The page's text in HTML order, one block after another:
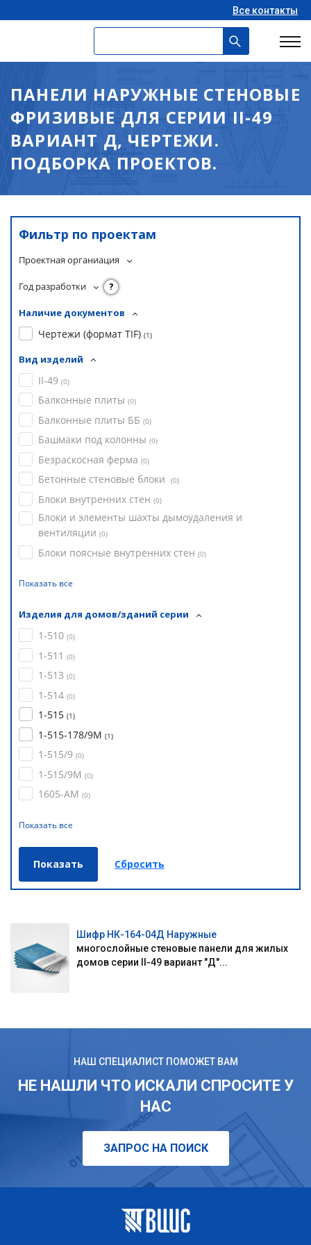
Все контакты
ПАНЕЛИ НАРУЖНЫЕ СТЕНОВЫЕ
ФРИЗИВЫЕ ДЛЯ СЕРИИ II-49
ВАРИАНТ Д, ЧЕРТЕЖИ.
ПОДБОРКА ПРОЕКТОВ.
Фильтр по проектам
Проектная органиация
Год разработки ?
Наличие документов
Чертежи (формат TIF) (1)
Вид изделий
II-49 (0)
Балконные плиты (0)
Балконные плиты ББ (0)
Башмаки под колонны (0)
Безраскосная ферма (0)
Бетонные стеновые блоки (0)
Блоки внутренних стен (0)
Блоки и элементы шахты дымоудаления и
вентиляции (0)
Блоки поясные внутренних стен (0)
Показать все
Изделия для домов/зданий серии
1-510 (0)
1-511 (0)
1-513 (0)
1-514 (0)
1-515 (1)
1-515-178/9М (1)
1-515/9 (0)
1-515/9М (0)
1605-АМ (0)
Показать все
Шифр НК-164-04Д Наружные
многослойные стеновые панели для жилых
домов серии II-49 вариант "Д"...
НАШ СПЕЦИАЛИСТ ПОМОЖЕТ ВАМ
НЕ НАШЛИ ЧТО ИСКАЛИ СПРОСИТЕ У
НАС
ЗАПРОС НА ПОИСК